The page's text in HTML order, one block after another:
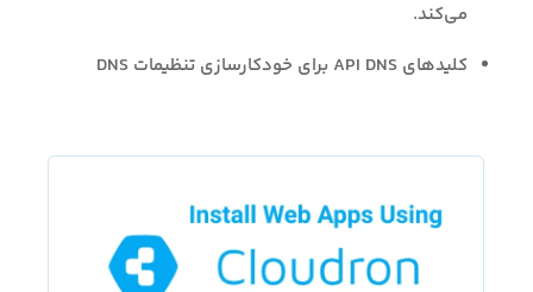
می‌کند.
کلیدهای API DNS برای خودکارسازی تنظیمات DNS